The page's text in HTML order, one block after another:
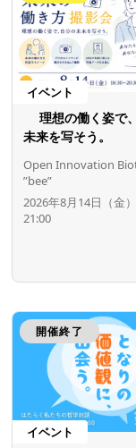
イベント
理想の働く姿で
未来を写そう。
Open Innovation
”bee”
2026年8月14日（金
21:00
開催終了
イベント